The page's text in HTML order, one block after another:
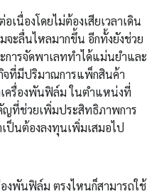
เนื่องโดยไม่ต้องเสียเวลาเดิน
จะลื่นไหลมากขึ้น อีกทั้งยังช่วย
การจัดพาเลททำได้แม่นยำและ
จที่มีปริมาณการแพ็กสินค้า
ครื่องพันฟิล์ม ในตำแหน่งที่
ญที่ช่วยเพิ่มประสิทธิภาพการ
เป็นต้องลงทุนเพิ่มเสมอไป
องพันฟิล์ม ตรงไหนก็สามารถใช้